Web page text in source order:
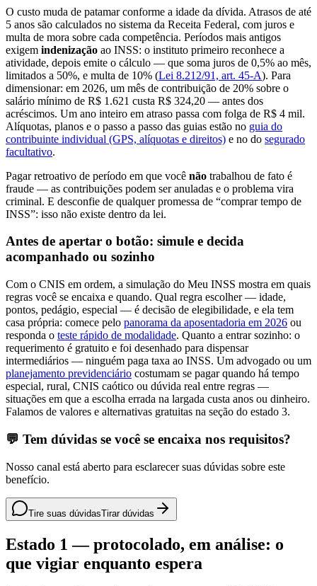
O custo muda de patamar conforme a idade da dívida. Atrasos de até
5 anos são calculados no sistema da Receita Federal, com juros e
multa de mora sobre cada competência. Períodos mais antigos
exigem indenização ao INSS: o instituto primeiro reconhece a
atividade, depois emite o cálculo — que soma juros de 0,5% ao mês,
limitados a 50%, e multa de 10% (Lei 8.212/91, art. 45-A). Para
dimensionar: em 2026, um mês de contribuição de 20% sobre o
salário mínimo de R$ 1.621 custa R$ 324,20 — antes dos
acréscimos. Um ano inteiro em atraso passa com folga de R$ 4 mil.
Alíquotas, planos e o passo a passo das guias estão no guia do
contribuinte individual (GPS, alíquotas e direitos) e no do segurado
facultativo.
Pagar retroativo de período em que você não trabalhou de fato é
fraude — as contribuições podem ser anuladas e o problema vira
criminal. E desconfie de qualquer promessa de “comprar tempo de
INSS”: isso não existe dentro da lei.
Antes de apertar o botão: simule e decida
acompanhado ou sozinho
Com o CNIS em ordem, a simulação do Meu INSS mostra em quais
regras você se encaixa e quando. Qual regra escolher — idade,
pontos, pedágio, especial — é decisão de elegibilidade, e ela tem
casa própria: comece pelo panorama da aposentadoria em 2026 ou
responda o teste rápido de modalidade. Quanto a entrar sozinho: o
requerimento é gratuito e foi desenhado para dispensar
intermediários — ninguém paga taxa ao INSS. Um advogado ou um
planejamento previdenciário costumam se pagar quando há tempo
especial, rural, CNIS caótico ou dúvida real entre regras —
situações em que a escolha errada na largada custa anos ou dinheiro.
Falamos de valores e alternativas gratuitas na seção do estado 3.
💬 Tem dúvidas se você se encaixa nos requisitos?
Nosso canal está aberto para esclarecer suas dúvidas sobre este
benefício.
Tire suas dúvidasTirar dúvidas
Estado 1 — protocolado, em análise: o
que vigiar enquanto espera